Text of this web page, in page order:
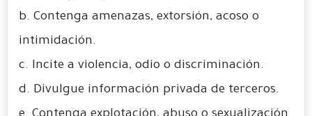
b. Contenga amenazas, extorsión, acoso o
intimidación.
c. Incite a violencia, odio o discriminación.
d. Divulgue información privada de terceros.